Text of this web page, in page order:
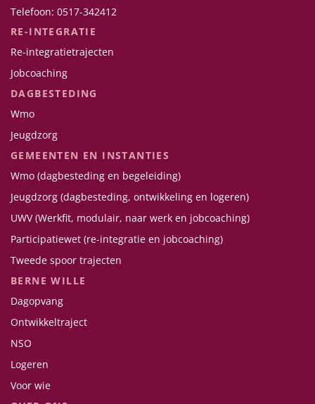
Telefoon: 0517-342412
RE-INTEGRATIE
Re-integratietrajecten
Jobcoaching
DAGBESTEDING
Wmo
Jeugdzorg
GEMEENTEN EN INSTANTIES
Wmo (dagbesteding en begeleiding)
Jeugdzorg (dagbesteding, ontwikkeling en logeren)
UWV (Werkfit, modulair, naar werk en jobcoaching)
Participatiewet (re-integratie en jobcoaching)
Tweede spoor trajecten
BERNE WILLE
Dagopvang
Ontwikkeltraject
NSO
Logeren
Voor wie